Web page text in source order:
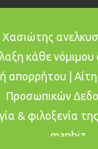
κάθε νόμιμου
απορρήτου
Προσωπικών
& φιλοξενία
manbiz